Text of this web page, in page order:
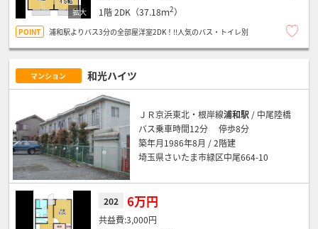
1階2DK（37.18ｍ2）
浦和駅よりバス3分の全部屋洋室2DK！!!人気のバス・トイレ別
マンション 和光ハイツ
ＪＲ京浜東北・根岸線浦和駅 / 中尾陸橋
バス乗車時間12分 停歩8分
築年月1986年8月 / 2階建
埼玉県さいたま市緑区中尾664-10
202 6万円
3,000円